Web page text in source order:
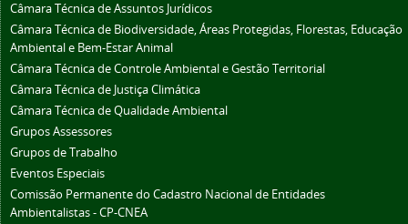
Câmara Técnica de Assuntos Jurídicos
Câmara Técnica de Biodiversidade, Áreas Protegidas, Florestas, Educação
Ambiental e Bem-Estar Animal
Câmara Técnica de Controle Ambiental e Gestão Territorial
Câmara Técnica de Justiça Climática
Câmara Técnica de Qualidade Ambiental
Grupos Assessores
Grupos de Trabalho
Eventos Especiais
Comissão Permanente do Cadastro Nacional de Entidades
Ambientalistas - CP-CNEA